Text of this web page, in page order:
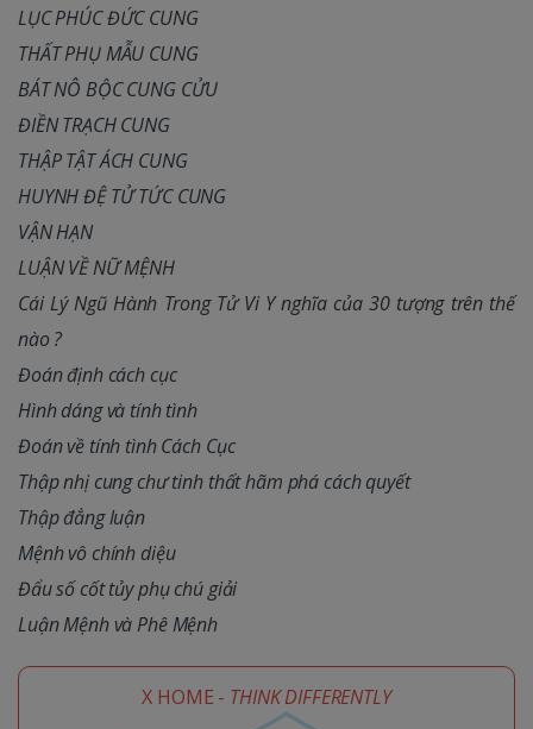
LỤC PHÚC ĐỨC CUNG
THẤT PHỤ MẪU CUNG
BÁT NÔ BỘC CUNG CỬU
ĐIỀN TRẠCH CUNG
THẬP TẬT ÁCH CUNG
HUYNH ĐỆ TỬ TỨC CUNG
VẬN HẠN
LUẬN VỀ NỮ MỆNH
Cái Lý Ngũ Hành Trong Tử Vi Y nghĩa của 30 tượng trên thế
nào ?
Đoán định cách cục
Hình dáng và tính tình
Đoán về tính tình Cách Cục
Thập nhị cung chư tinh thất hãm phá cách quyết
Thập đẳng luận
Mệnh vô chính diệu
Đẩu số cốt tủy phụ chú giải
Luận Mệnh và Phê Mệnh
X HOME - THINK DIFFERENTLY